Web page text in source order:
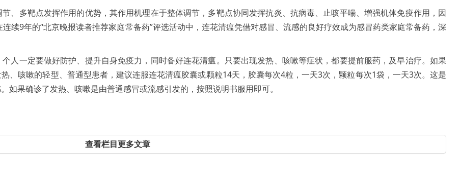
、多靶点发挥作用的优势，其作用机理在于整体调节，多靶点协同发挥抗炎、抗病毒、止咳平喘、增强机体免疫作用，因
续9年的“北京晚报读者推荐家庭常备药”评选活动中，连花清瘟凭借对感冒、流感的良好疗效成为感冒药类家庭常备药，深
人一定要做好防护、提升自身免疫力，同时备好连花清瘟。只要出现发热、咳嗽等症状，都要提前服药，及早治疗。如果
、咳嗽的轻型、普通型患者，建议连服连花清瘟胶囊或颗粒14天，胶囊每次4粒，一天3次，颗粒每次1袋，一天3次。这是
果确诊了发热、咳嗽是由普通感冒或流感引发的，按照说明书服用即可。
查看栏目更多文章